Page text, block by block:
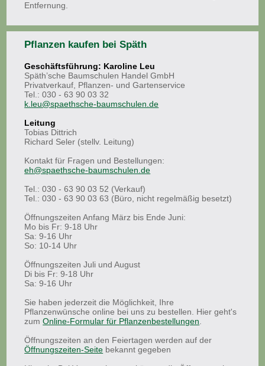
Entfernung.
Pflanzen kaufen bei Späth
Geschäftsführung: Karoline Leu
Späth’sche Baumschulen Handel GmbH
Privatverkauf, Pflanzen- und Gartenservice
Tel.: 030 - 63 90 03 32
k.leu@spaethsche-baumschulen.de
Leitung
Tobias Dittrich
Richard Seler (stellv. Leitung)
Kontakt für Fragen und Bestellungen:
eh@spaethsche-baumschulen.de
Tel.: 030 - 63 90 03 52 (Verkauf)
Tel.: 030 - 63 90 03 63 (Büro, nicht regelmäßig besetzt)
Öffnungszeiten Anfang März bis Ende Juni:
Mo bis Fr: 9-18 Uhr
Sa: 9-16 Uhr
So: 10-14 Uhr
Öffnungszeiten Juli und August
Di bis Fr: 9-18 Uhr
Sa: 9-16 Uhr
Sie haben jederzeit die Möglichkeit, Ihre
Pflanzenwünsche online bei uns zu bestellen. Hier geht's
zumOnline-Formular für Pflanzenbestellungen
Öffnungszeiten an den Feiertagen werden auf der
Öffnungszeiten-Seite bekannt gegeben